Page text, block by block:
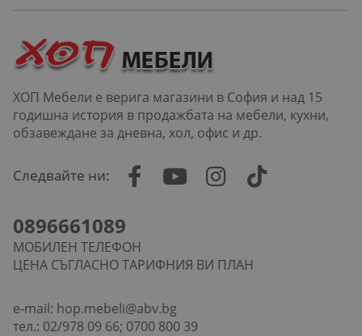
ХОП Мебели е верига магазини в София и над 15
годишна история в продажбата на мебели, кухни,
обзавеждане за дневна, хол, офис и др.
Следвайте ни:
0896661089
МОБИЛЕН ТЕЛЕФОН
ЦЕНА СЪГЛАСНО ТАРИФНИЯ ВИ ПЛАН
e-mail: hop.mebeli@abv.bg
тел.: 02/978 09 66; 0700 800 39